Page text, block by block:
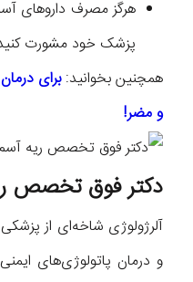
هرگز مصرف دارو‌های
پزشک خود مشورت
همچنین بخوانید:برای
و مضر!
دکتر فوق تخصص
آلرژولوژی شاخه‌ای از
و درمان پاتولوژی‌های